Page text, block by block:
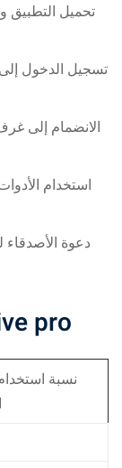
تحميل التطبيق
تسجيل الدخول
الانضمام إلى
استخدام
دعوة
pro
نسبة